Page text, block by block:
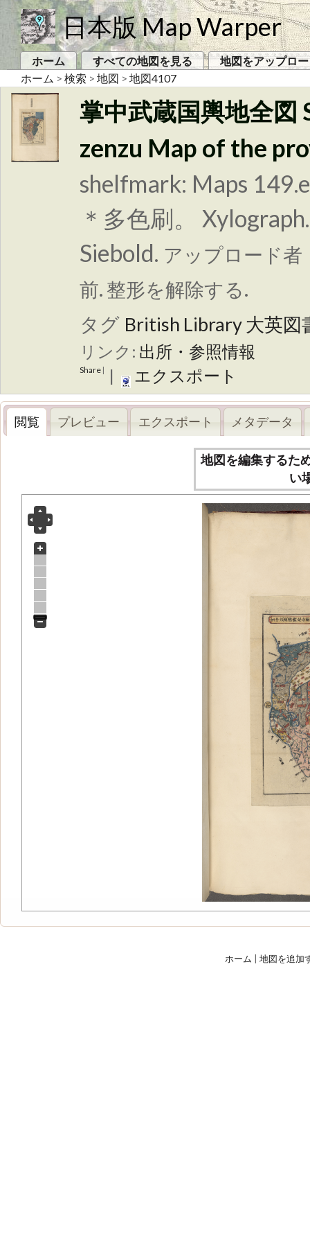
日本版 Map Warper
ホーム すべての地図を見る
地図をアップロ
ホーム > 検索 > 地図 > 地図4107
掌中武蔵国輿地全図
zenzu Map of the
shelfmark: Maps
＊多色刷。
Siebold. アップロード者
前. 整形を解除する.
タグ British Library大英図
リンク: 出所・参照情報
Share | | エクスポート
閲覧 プレビュー エクスポート メタデータ
地図を編集するた
い
ホーム | 地図を追加